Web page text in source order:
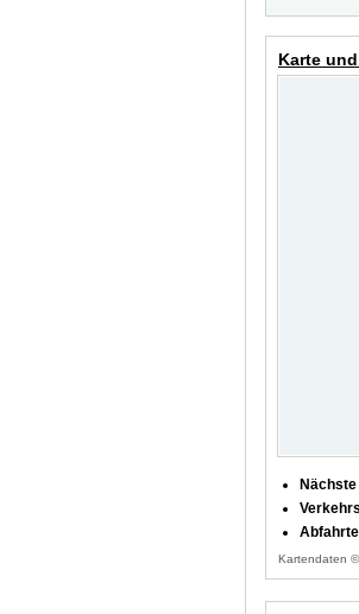
Karte
Nächste
Kartendaten ©